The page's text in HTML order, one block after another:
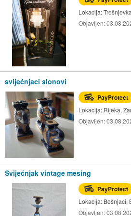
Lokacija:
Objavljen:
svijećnjaci slonovi
PayProtect
Lokacija: Rijeka,
Objavljen:
Svijećnjak vintage mesing
PayProtect
Lokacija: Bošnjaci,
Objavljen: